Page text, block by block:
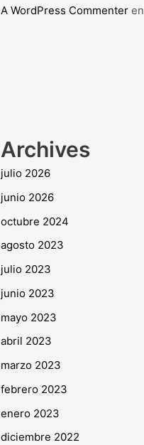
A WordPress Commenteren
Archives
julio 2026
junio 2026
octubre 2024
agosto 2023
julio 2023
junio 2023
mayo 2023
abril 2023
marzo 2023
febrero 2023
enero 2023
diciembre 2022